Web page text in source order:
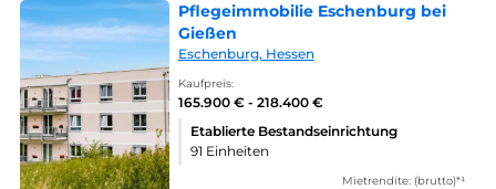
Pflegeimmobilie Eschenburg bei
Gießen
Eschenburg, Hessen
Kaufpreis:
165.900 € - 218.400 €
Etablierte Bestandseinrichtung
91 Einheiten
Mietrendite: (brutto)*¹